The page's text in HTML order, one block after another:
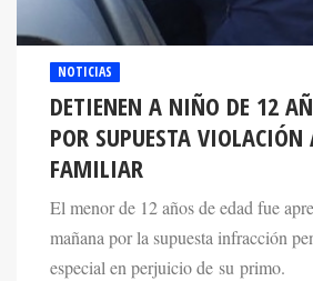
NOTICIAS
DETIENEN A NIÑO DE 12
POR SUPUESTA
FAMILIAR
El menor de 12 años de edad fue
mañana por la supuesta infracción
especial en perjuicio de su primo.